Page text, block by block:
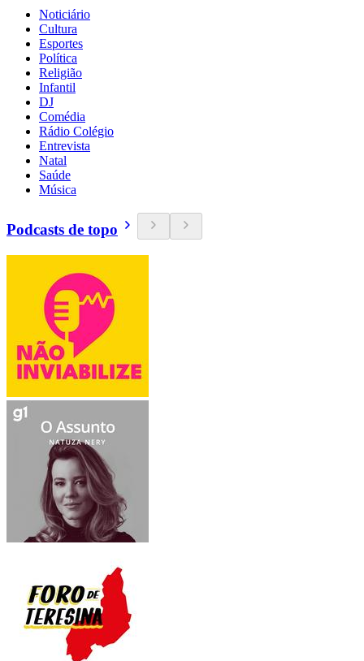
Noticiário
Cultura
Esportes
Política
Religião
Infantil
DJ
Comédia
Rádio Colégio
Entrevista
Natal
Saúde
Música
Podcasts de topo